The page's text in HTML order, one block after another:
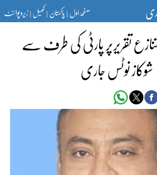
صفحۂ اول|پاکستان|کھیل|زیرو پوائنٹ
تقریرپر پارٹی کی طرف سے
شوکاز نوٹس جاری